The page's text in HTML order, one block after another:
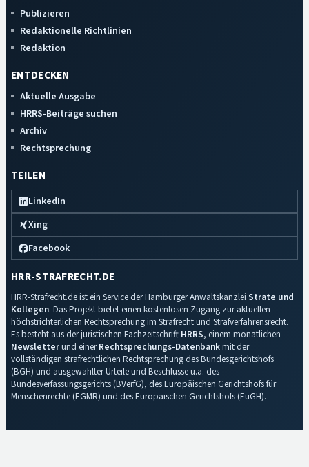
Publizieren
Redaktionelle Richtlinien
Redaktion
ENTDECKEN
Aktuelle Ausgabe
HRRS-Beiträge suchen
Archiv
Rechtsprechung
TEILEN
LinkedIn
Xing
Facebook
HRR-STRAFRECHT.DE
HRR-Strafrecht.de ist ein Service der Hamburger Anwaltskanzlei Strate und
Kollegen. Das Projekt bietet einen kostenlosen Zugang zur aktuellen
höchstrichterlichen Rechtsprechung im Strafrecht und Strafverfahrensrecht.
Es besteht aus der juristischen Fachzeitschrift HRRS, einem monatlichen
Newsletterund einerRechtsprechungs-Datenbankmit der
vollständigen strafrechtlichen Rechtsprechung des Bundesgerichtshofs
(BGH) und ausgewählter Urteile und Beschlüsse u.a. des
Bundesverfassungsgerichts (BVerfG), des Europäischen Gerichtshofs für
Menschenrechte (EGMR) und des Europäischen Gerichtshofs (EuGH).